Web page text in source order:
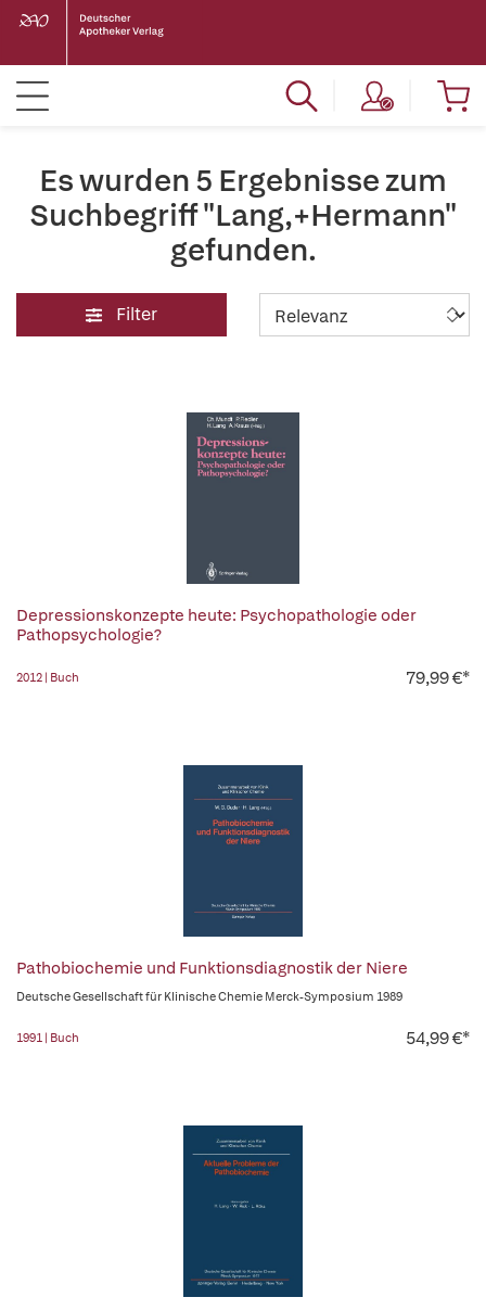
Es wurden 5 Ergebnisse zum
Suchbegriff "Lang,+Hermann"
gefunden.
Filter
Depressionskonzepte heute: Psychopathologie oder
Pathopsychologie?
2012 | Buch 79,99 €*
Pathobiochemie und Funktionsdiagnostik der Niere
Deutsche Gesellschaft für Klinische Chemie Merck-Symposium 1989
1991 | Buch 54,99 €*